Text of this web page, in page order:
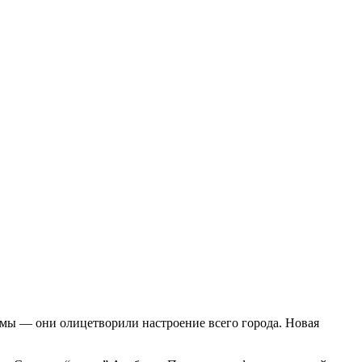
— они олицетворили настроение всего города. Новая